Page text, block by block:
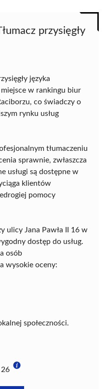
przysięgły
języka
w rankingu biur
co świadczy o
rynku usług
tłumaczeniu
sprawnie, zwłaszcza
usługi są dostępne w
klientów
pomocy
ulicy Jana Pawła II 16 w
dostęp do usług.
osób
wysokie oceny:
społeczności.
26